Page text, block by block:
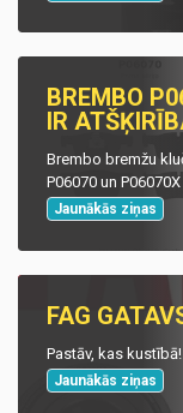
BREMBO
IR
Brembo bremžu
P06070 un P06070X
Jaunākās ziņas
FAG
Pastāv, kas kustībā!
Jaunākās ziņas